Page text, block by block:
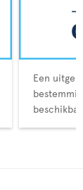
Een